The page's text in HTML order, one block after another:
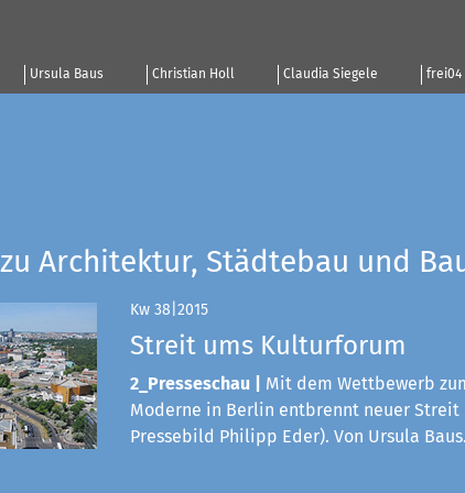
Ursula Baus Christian Holl Claudia Siegele frei04
Architektur, Städtebau und
Kw 38|2015
Streit ums Kulturforum
2_Presseschau |
Mit dem Wettbewerb
Moderne in Berlin entbrennt neuer Streit
Pressebild Philipp Eder). Von Ursula Baus.